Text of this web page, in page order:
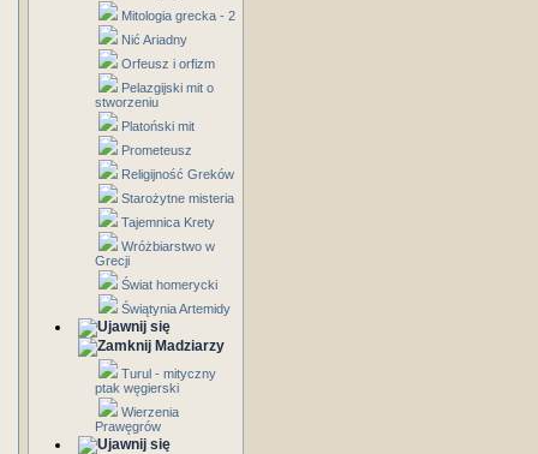
Mitologia grecka - 2
Nić Ariadny
Orfeusz i orfizm
Pelazgijski mit o
stworzeniu
Platoński mit
Prometeusz
Religijność Greków
Starożytne misteria
Tajemnica Krety
Wróżbiarstwo w
Grecji
Świat homerycki
Świątynia Artemidy
Madziarzy
Turul - mityczny
ptak węgierski
Wierzenia
Prawęgrów